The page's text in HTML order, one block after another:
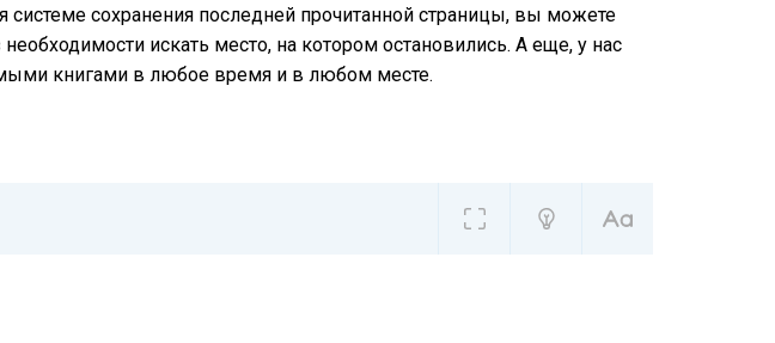
системе сохранения последней прочитанной страницы, вы можете
искать место, на котором остановились. А еще, у нас
книгами в любое время и в любом месте.